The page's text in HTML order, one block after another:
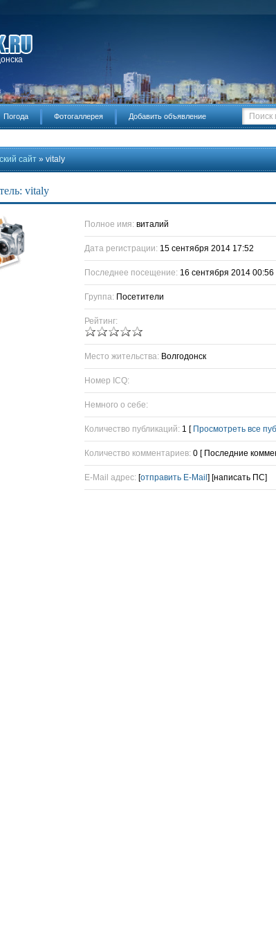
Погода Фотогаллерея Добавить объявление
сайт » vitaly
vitaly
Полное имя: виталий
Дата регистрации: 15 сентября 2014 17:52
Последнее посещение: 16 сентября 2014 00:56
Группа: Посетители
Рейтинг:
Место жительства: Волгодонск
Номер ICQ:
Немного о себе:
Количество публикаций: 1 [ Просмотреть все
Количество комментариев: 0 [ Последние
E-Mail адрес: [отправить E-Mail ] [написать ПС]